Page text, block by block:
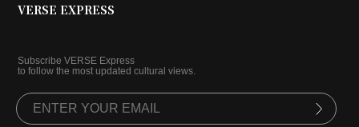
VERSE EXPRESS
Subscribe VERSE Express
to follow the most updated cultural views.